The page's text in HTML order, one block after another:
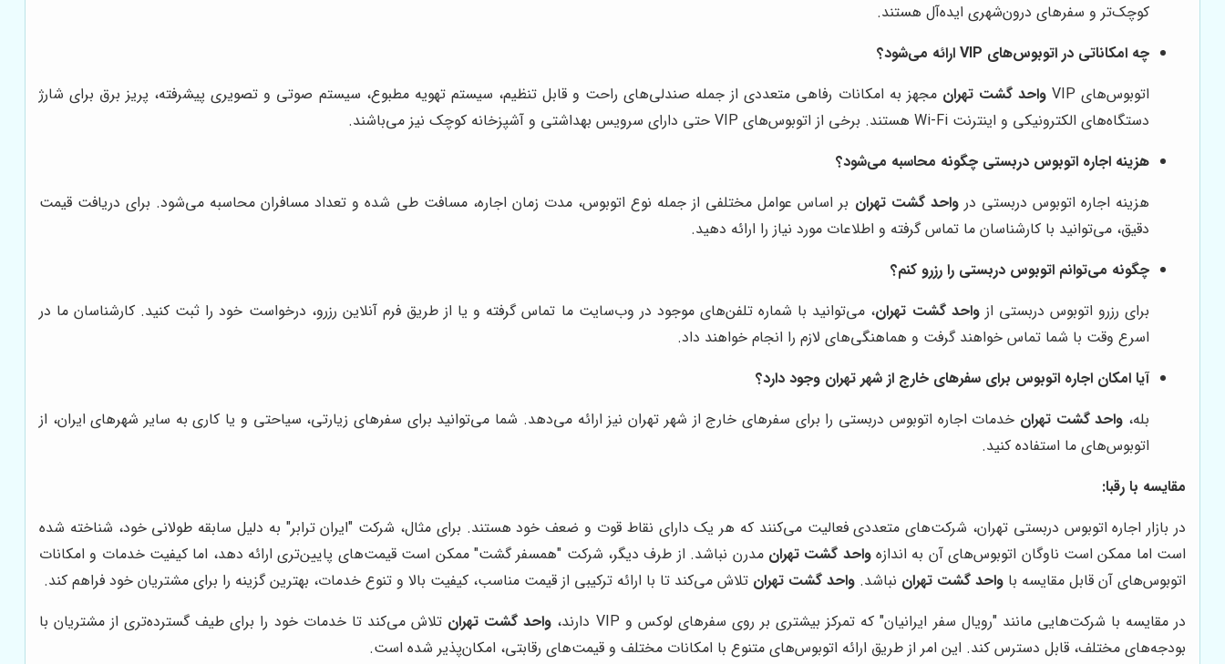
کوچک‌تر و سفرهای درون‌شهری ایده‌آل هستند.
چه امکاناتی در اتوبوس‌های VIP ارائه می‌شود؟
اتوبوس‌های VIP
واحد گشت تهران مجهز به امکانات رفاهی متعددی از جمله صندلی‌های راحت و قابل تنظیم، سیستم تهویه مطبوع، سیستم صوتی و تصویری پیشرفته، پریز برق برای شارژ
دستگاه‌های الکترونیکی و اینترنت Wi-Fi هستند. برخی از اتوبوس‌های VIP حتی دارای سرویس بهداشتی و آشپزخانه کوچک نیز می‌باشند.
هزینه اجاره اتوبوس دربستی چگونه محاسبه می‌شود؟
هزینه اجاره اتوبوس دربستی درواحد گشت تهران بر اساس عوامل مختلفی از جمله نوع اتوبوس، مدت زمان اجاره، مسافت طی شده و تعداد مسافران محاسبه می‌شود. برای دریافت قیمت
دقیق، می‌توانید با کارشناسان ما تماس گرفته و اطلاعات مورد نیاز را ارائه دهید.
چگونه می‌توانم اتوبوس دربستی را رزرو کنم؟
برای رزرو اتوبوس دربستی ازواحد گشت تهران، می‌توانید با شماره تلفن‌های موجود در وب‌سایت ما تماس گرفته و یا از طریق فرم آنلاین رزرو، درخواست خود را ثبت کنید. کارشناسان ما در
اسرع وقت با شما تماس خواهند گرفت و هماهنگی‌های لازم را انجام خواهند داد.
آیا امکان اجاره اتوبوس برای سفرهای خارج از شهر تهران وجود دارد؟
بله، واحد گشت تهران خدمات اجاره اتوبوس دربستی را برای سفرهای خارج از شهر تهران نیز ارائه می‌دهد. شما می‌توانید برای سفرهای زیارتی، سیاحتی و یا کاری به سایر شهرهای ایران، از
اتوبوس‌های ما استفاده کنید.
مقایسه با رقبا:
در بازار اجاره اتوبوس دربستی تهران، شرکت‌های متعددی فعالیت می‌کنند که هر یک دارای نقاط قوت و ضعف خود هستند. برای مثال، شرکت "ایران ترابر" به دلیل سابقه طولانی خود، شناخته شده
است اما ممکن است ناوگان اتوبوس‌های آن به اندازهواحد گشت تهران مدرن نباشد. از طرف دیگر، شرکت "همسفر گشت" ممکن است قیمت‌های پایین‌تری ارائه دهد، اما کیفیت خدمات و امکانات
اتوبوس‌های آن قابل مقایسه با واحد گشت تهران نباشد. واحد گشت تهران تلاش می‌کند تا با ارائه ترکیبی از قیمت مناسب، کیفیت بالا و تنوع خدمات، بهترین گزینه را برای مشتریان خود فراهم کند.
در مقایسه با شرکت‌هایی مانند "رویال سفر ایرانیان" که تمرکز بیشتری بر روی سفرهای لوکس و VIP دارند،
واحد گشت تهران تلاش می‌کند تا خدمات خود را برای طیف گسترده‌تری از مشتریان با
بودجه‌های مختلف، قابل دسترس کند. این امر از طریق ارائه اتوبوس‌های متنوع با امکانات مختلف و قیمت‌های رقابتی، امکان‌پذیر شده است.